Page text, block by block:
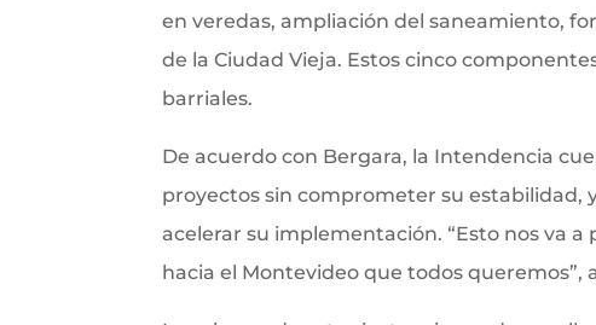
en veredas, ampliación del saneamiento,
de la Ciudad Vieja. Estos cinco
barriales.
De acuerdo con Bergara, la Intendencia
proyectos sin comprometer su estabilidad,
acelerar su implementación. “Esto nos va
hacia el Montevideo que todos queremos”,